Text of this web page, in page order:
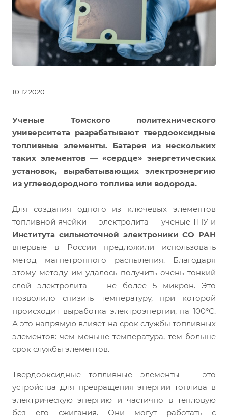
10.12.2020
Ученые Томского политехнического
университета разрабатывают твердооксидные
топливные элементы. Батарея из нескольких
таких элементов — «сердце» энергетических
установок, вырабатывающих электроэнергию
из углеводородного топлива или водорода.
Для создания одного из ключевых элементов
топливной ячейки — электролита — ученые ТПУ и
Института сильноточной электроники СО РАН
впервые в России предложили использовать
метод магнетронного распыления. Благодаря
этому методу им удалось получить очень тонкий
слой электролита — не более 5 микрон. Это
позволило снизить температуру, при которой
происходит выработка электроэнергии, на 100°С.
А это напрямую влияет на срок службы топливных
элементов: чем меньше температура, тем больше
срок службы элементов.
Твердооксидные топливные элементы — это
устройства для превращения энергии топлива в
электрическую энергию и частично в тепловую
без его сжигания. Они могут работать с